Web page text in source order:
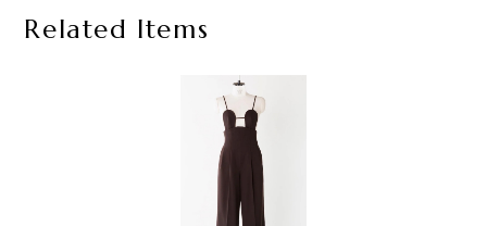
Related Items